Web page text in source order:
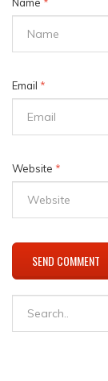
Email *
Website *